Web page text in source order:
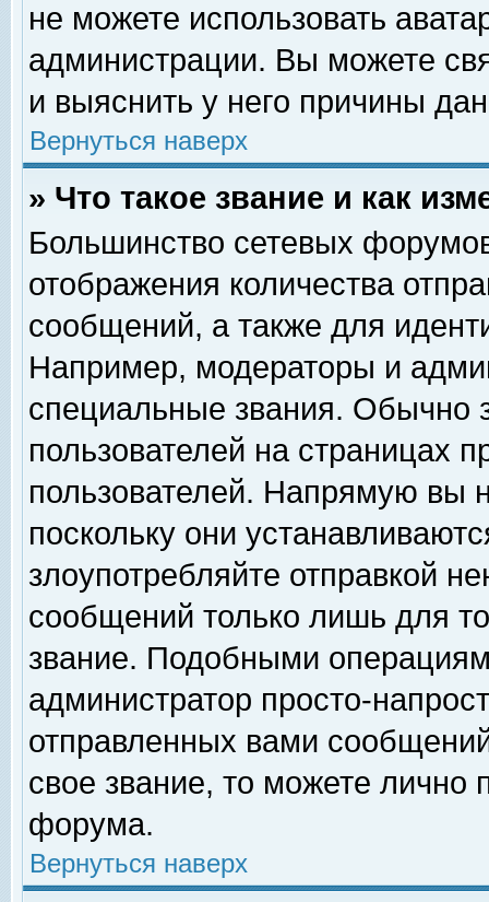
не можете использовать
администрации. Вы можете
и выяснить у него причины
Вернуться наверх
» Что такое звание и как
Большинство сетевых
отображения количества
сообщений, а также для
Например, модераторы и
специальные звания. Обычно
пользователей на страницах
пользователей. Напрямую вы
поскольку они
злоупотребляйте отправкой
сообщений только лишь для
звание. Подобными
администратор просто-
отправленных вами
свое звание, то можете лично
форума.
Вернуться наверх